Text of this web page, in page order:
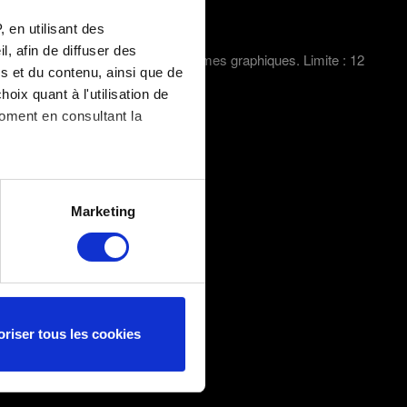
en utilisant des
afin de diffuser des
et du contenu, ainsi que de
quant à l'utilisation de
en consultant la
à plusieurs mètres près
sur les cookies.
des informations
Marketing
tous les cookies
d'écran dans le cas de problèmes graphiques. Limite : 12